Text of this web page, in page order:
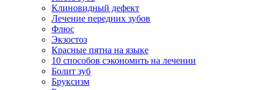
Клиновидный дефект
Лечение передних зубов
Флюс
Экзостоз
Красные пятна на языке
10 способов сэкономить на лечении
Болит зуб
Бруксизм